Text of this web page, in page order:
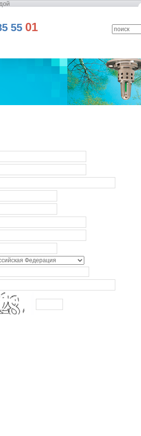
55 01